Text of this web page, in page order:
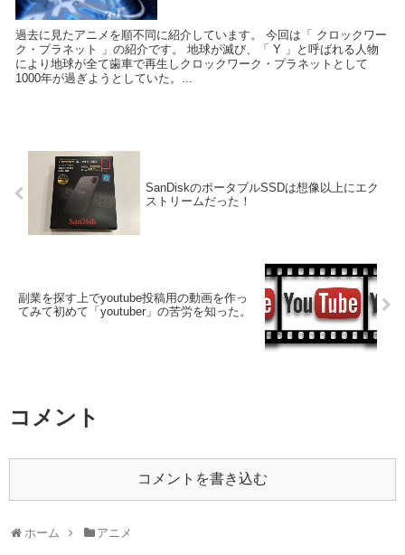
過去に見たアニメを順不同に紹介しています。 今回は「 クロックワー
ク・プラネット 」の紹介です。 地球が滅び、「 Y 」と呼ばれる人物
により地球が全て歯車で再生しクロックワーク・プラネットとして
1000年が過ぎようとしていた。...
SanDiskのポータブルSSDは想像以上にエク
ストリームだった！
副業を探す上でyoutube投稿用の動画を作っ
てみて初めて「youtuber」の苦労を知った。
コメント
コメントを書き込む
ホーム アニメ